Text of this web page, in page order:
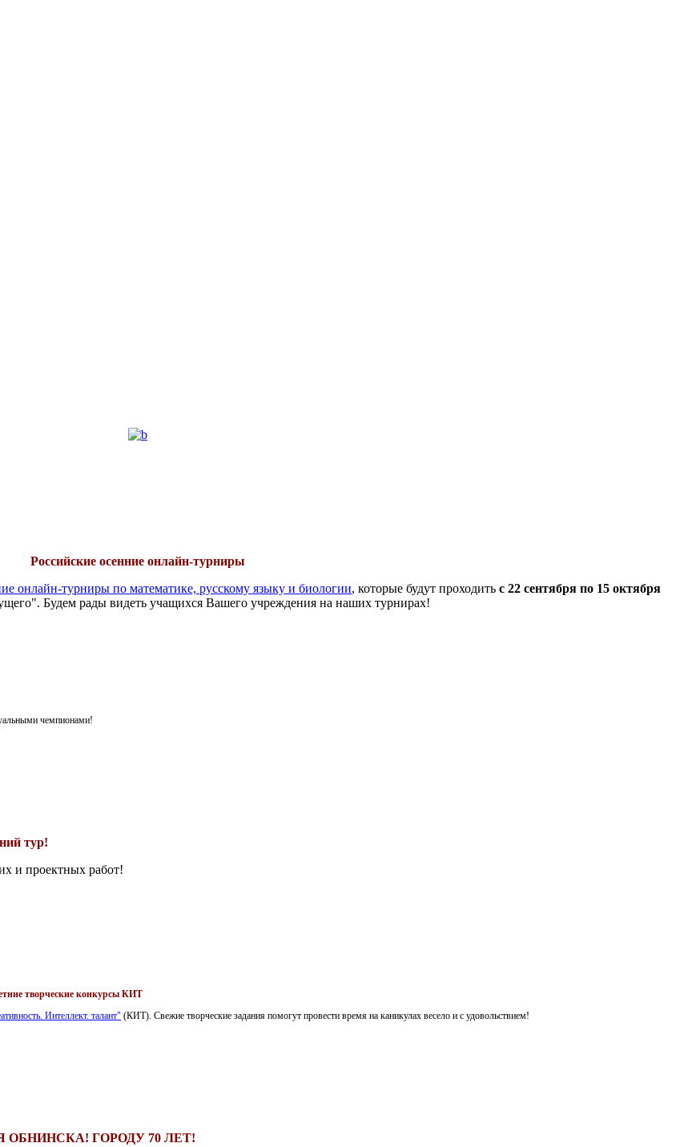
Российские осенние онлайн-турниры
онлайн-турниры по математике, русскому языку и биологии, которые будут проходить с 22 сентября по 15 октября
Будем рады видеть учащихся Вашего учреждения на наших турнирах!
чемпионами!
тур!
и проектных работ!
творческие конкурсы КИТ
Интеллект. талант" (КИТ). Свежие творческие задания помогут провести время на каникулах весело и с удовольствием!
ГОРОДУ 70 ЛЕТ!